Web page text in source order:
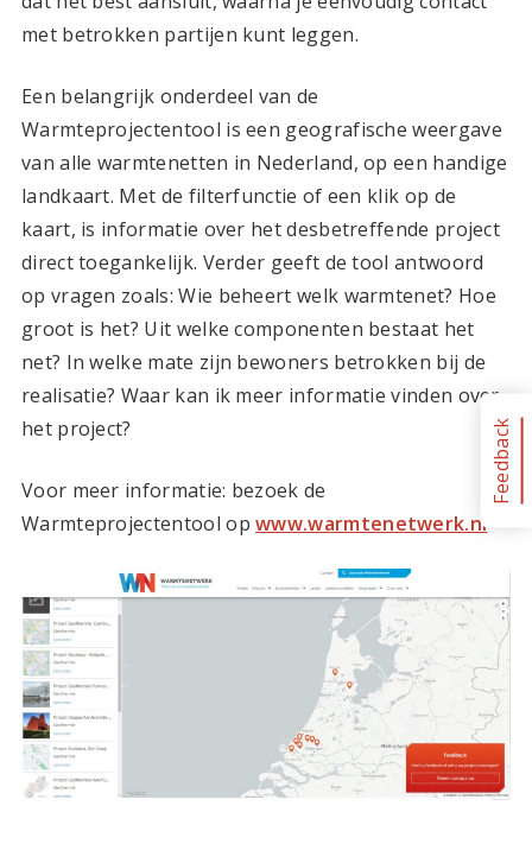
met betrokken partijen kunt leggen.
Een belangrijk onderdeel van de
Warmteprojectentool is een geografische weergave
van alle warmtenetten in Nederland, op een handige
landkaart. Met de filterfunctie of een klik op de
kaart, is informatie over het desbetreffende project
direct toegankelijk. Verder geeft de tool antwoord
op vragen zoals: Wie beheert welk warmtenet? Hoe
groot is het? Uit welke componenten bestaat het
net? In welke mate zijn bewoners betrokken bij de
realisatie? Waar kan ik meer informatie vinden over
het project?
Voor meer informatie: bezoek de
Warmteprojectentool opwww.warmtenetwerk.nl
Feedback